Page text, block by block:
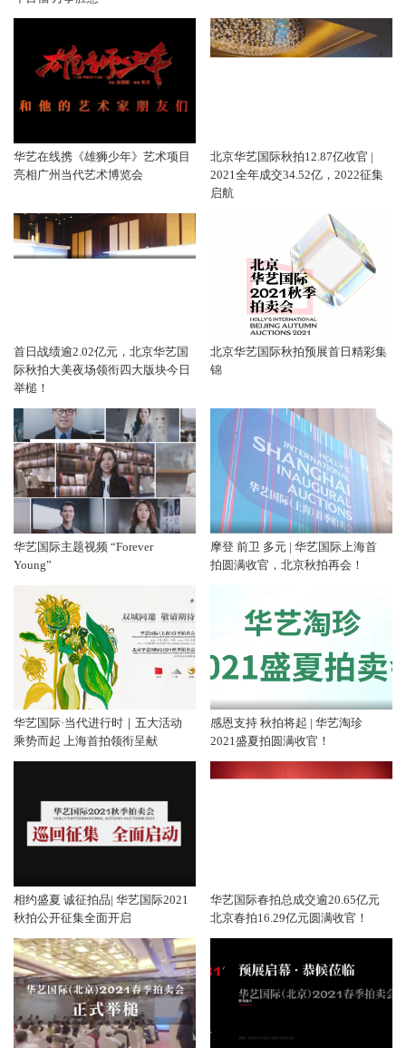
华艺在线携《雄狮少年》艺术项目
亮相广州当代艺术博览会
北京华艺国际秋拍12.87亿收官 |
2021全年成交34.52亿，2022征集
启航
首日战绩逾2.02亿元，北京华艺国
际秋拍大美夜场领衔四大版块今日
举槌！
北京华艺国际秋拍预展首日精彩集
锦
华艺国际主题视频 “Forever
Young”
摩登 前卫 多元 | 华艺国际上海首
拍圆满收官，北京秋拍再会！
华艺国际·当代进行时｜五大活动
乘势而起 上海首拍领衔呈献
感恩支持 秋拍将起 | 华艺淘珍
2021盛夏拍圆满收官！
相约盛夏 诚征拍品| 华艺国际2021
秋拍公开征集全面开启
华艺国际春拍总成交逾20.65亿元
北京春拍16.29亿元圆满收官！